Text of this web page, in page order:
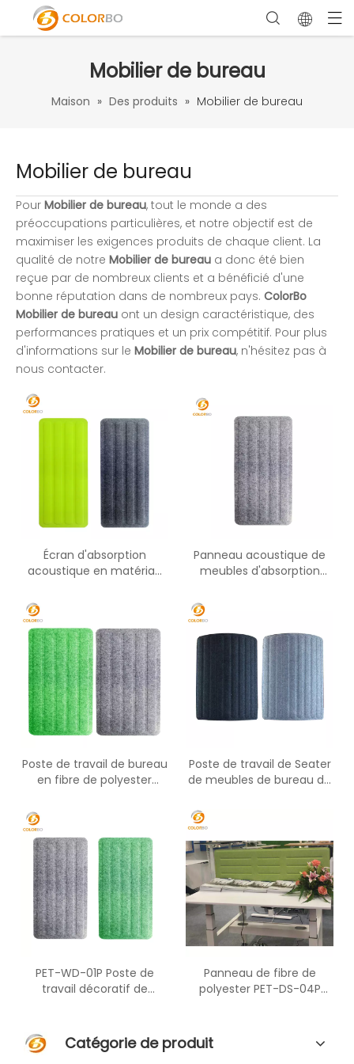
Mobilier de bureau
Maison » Des produits » Mobilier de bureau
Mobilier de bureau
Pour Mobilier de bureau, tout le monde a des
préoccupations particulières, et notre objectif est de
maximiser les exigences produits de chaque client. La
qualité de notre Mobilier de bureau a donc été bien
reçue par de nombreux clients et a bénéficié d'une
bonne réputation dans de nombreux pays. ColorBo
Mobilier de bureau ont un design caractéristique, des
performances pratiques et un prix compétitif. Pour plus
d'informations sur le Mobilier de bureau, n'hésitez pas à
nous contacter.
Écran d'absorption
acoustique en matériau
Panneau acoustique de
meubles d'absorption
fibre de polyester de PET-
Poste de travail de bureau
en fibre de polyester
acoustique PET-WS-05P
Poste de travail de Seater
de meubles de bureau de
d'ANIMAL FAMILIER pour la
PET-WD-01P Poste de
travail décoratif de
Panneau de fibre de
polyester PET-DS-04P
meubles de bureau
d'ANIMAL FAMILIER
Catégorie de produit